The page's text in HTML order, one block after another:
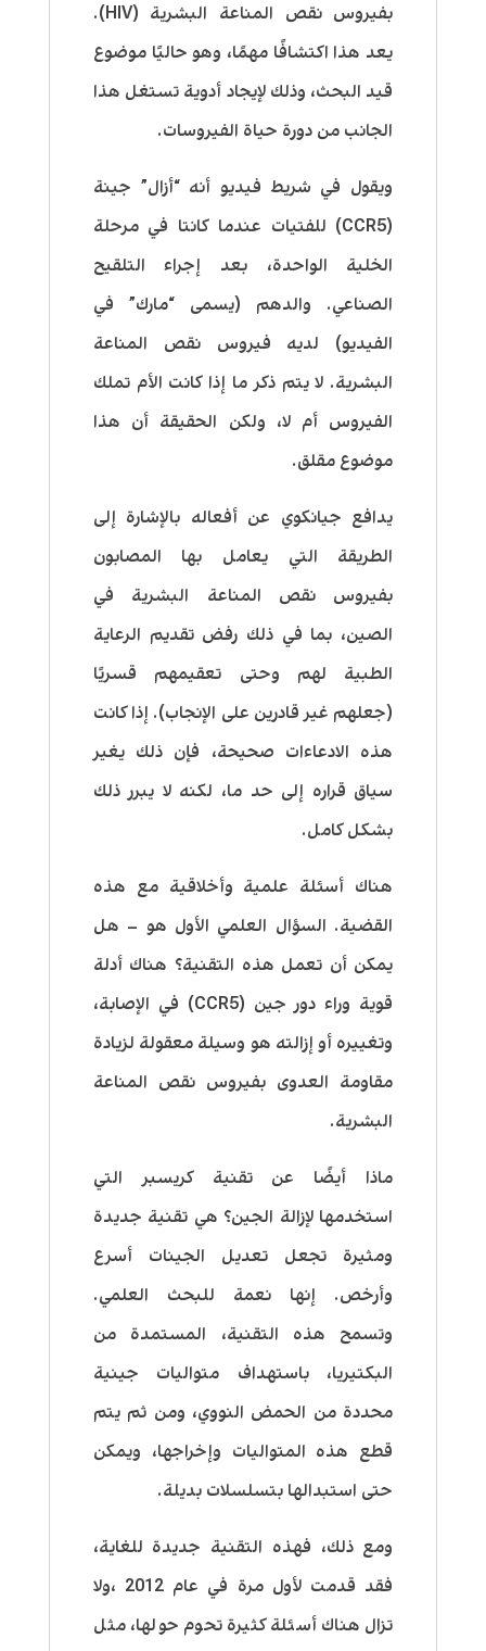
بفيروس نقص المناعة البشرية (HIV).
يعد هذا اكتشافًا مهمًا، وهو حاليًا موضوع
قيد البحث، وذلك لإيجاد أدوية تستغل هذا
الجانب من دورة حياة الفيروسات.
ويقول في شريط فيديو أنه “أزال” جينة
(CCR5) للفتيات عندما كانتا في مرحلة
الخلية الواحدة، بعد إجراء التلقيح
الصناعي. والدهم (يسمى “مارك” في
الفيديو) لديه فيروس نقص المناعة
البشرية. لا يتم ذكر ما إذا كانت الأم تملك
الفيروس أم لا، ولكن الحقيقة أن هذا
موضوع مقلق.
يدافع جيانكوي عن أفعاله بالإشارة إلى
الطريقة التي يعامل بها المصابون
بفيروس نقص المناعة البشرية في
الصين، بما في ذلك رفض تقديم الرعاية
الطبية لهم وحتى تعقيمهم قسريًا
(جعلهم غير قادرين على الإنجاب). إذا كانت
هذه الادعاءات صحيحة، فإن ذلك يغير
سياق قراره إلى حد ما، لكنه لا يبرر ذلك
بشكل كامل.
هناك أسئلة علمية وأخلاقية مع هذه
القضية. السؤال العلمي الأول هو – هل
يمكن أن تعمل هذه التقنية؟ هناك أدلة
قوية وراء دور جين (CCR5) في الإصابة،
وتغييره أو إزالته هو وسيلة معقولة لزيادة
مقاومة العدوى بفيروس نقص المناعة
البشرية.
ماذا أيضًا عن تقنية كريسبر التي
استخدمها لإزالة الجين؟ هي تقنية جديدة
ومثيرة تجعل تعديل الجينات أسرع
وأرخص. إنها نعمة للبحث العلمي.
وتسمح هذه التقنية، المستمدة من
البكتيريا، باستهداف متواليات جينية
محددة من الحمض النووي، ومن ثم يتم
قطع هذه المتواليات وإخراجها، ويمكن
حتى استبدالها بتسلسلات بديلة.
ومع ذلك، فهذه التقنية جديدة للغاية،
فقد قدمت لأول مرة في عام 2012 ،ولا
تزال هناك أسئلة كثيرة تحوم حولها، مثل